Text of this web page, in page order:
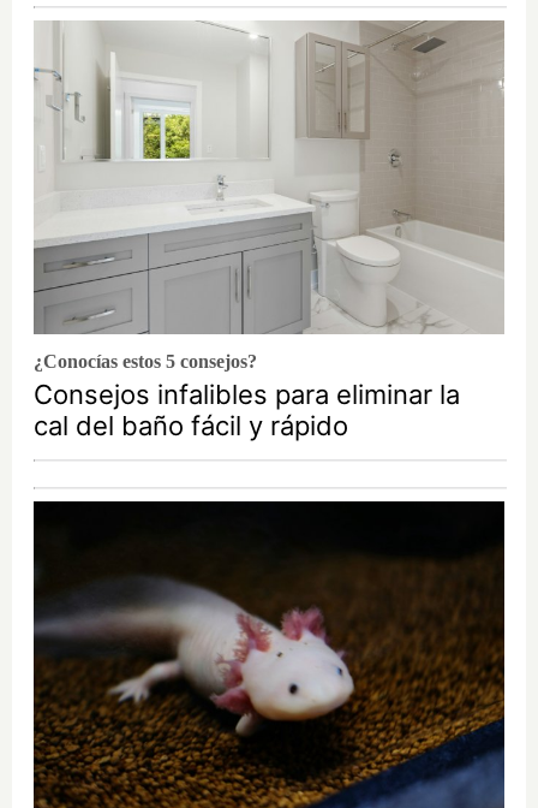
¿Conocías estos 5 consejos?
Consejos infalibles para eliminar la
cal del baño fácil y rápido